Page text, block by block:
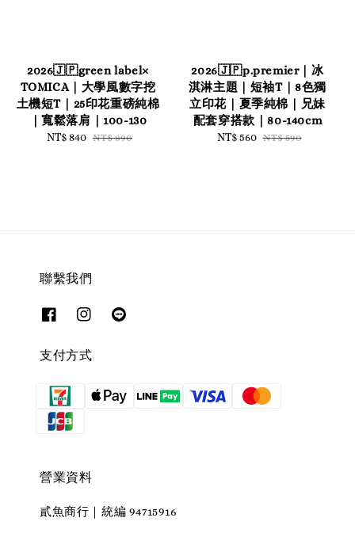
2026🇯🇵green label×
TOMICA｜大學風數字挖
土機短T｜25印花重磅純棉
｜寬鬆落肩｜100-130
Sale
NT$ 840 Regular
NT$ 890
2026🇯🇵p.premier｜冰
淇淋主題｜短袖T｜8色獨
立印花｜夏季純棉｜兄妹
配套穿搭款｜80-140cm
Sale
NT$ 560 Regular
NT$ 590
聯繫我們
支付方式
營業資料
貳魚商行｜統編 94715916